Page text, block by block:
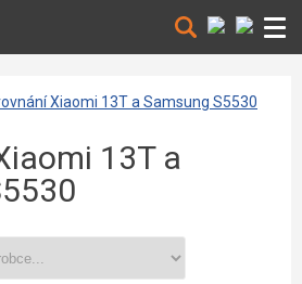
Xiaomi 13T a Samsung S5530
13T a